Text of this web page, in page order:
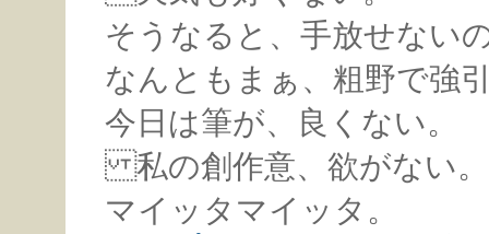
そうなると、手放せない
なんともまぁ、粗野で強
今日は筆が、良くない。
私の創作意、欲がない。
マイッタマイッタ。